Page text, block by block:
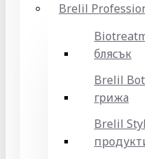
Brelil
блясък
Brelil
грижа
Brelil